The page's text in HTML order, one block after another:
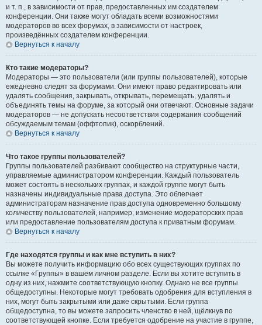
и т. п., в зависимости от прав, предоставленных им создателем
конференции. Они также могут обладать всеми возможностями
модераторов во всех форумах, в зависимости от настроек,
произведённых создателем конференции.
Вернуться к началу
Кто такие модераторы?
Модераторы — это пользователи (или группы пользователей), которые
ежедневно следят за форумами. Они имеют право редактировать или
удалять сообщения, закрывать, открывать, перемещать, удалять и
объединять темы на форуме, за который они отвечают. Основные задачи
модераторов — не допускать несоответствия содержания сообщений
обсуждаемым темам (оффтопик), оскорблений.
Вернуться к началу
Что такое группы пользователей?
Группы пользователей разбивают сообщество на структурные части,
управляемые администратором конференции. Каждый пользователь
может состоять в нескольких группах, и каждой группе могут быть
назначены индивидуальные права доступа. Это облегчает
администраторам назначение прав доступа одновременно большому
количеству пользователей, например, изменение модераторских прав
или предоставление пользователям доступа к приватным форумам.
Вернуться к началу
Где находятся группы и как мне вступить в них?
Вы можете получить информацию обо всех существующих группах по
ссылке «Группы» в вашем личном разделе. Если вы хотите вступить в
одну из них, нажмите соответствующую кнопку. Однако не все группы
общедоступны. Некоторые могут требовать одобрения для вступления в
них, могут быть закрытыми или даже скрытыми. Если группа
общедоступна, то вы можете запросить членство в ней, щёлкнув по
соответствующей кнопке. Если требуется одобрение на участие в группе,